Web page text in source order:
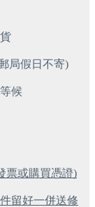
局假日不寄)
候
票或購買憑證)
留好一併送修